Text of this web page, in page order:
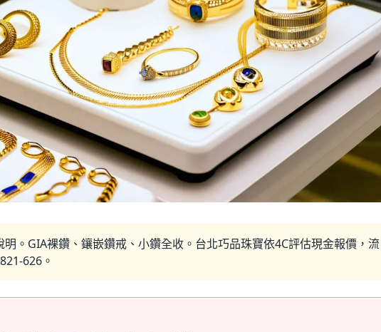
。GIA裸鑽、鑲嵌鑽戒、小鑽全收。台北巧品珠寶依4C評估現金報價，流
626。